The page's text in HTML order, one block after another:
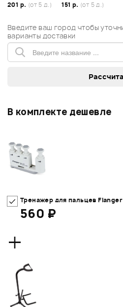
201 р. (от 5 д.)
151 р. (от 5 д.)
Введите ваш город чтобы
варианты доставки
В комплекте дешевле
Тренажер для пальцев
560 ₽
+